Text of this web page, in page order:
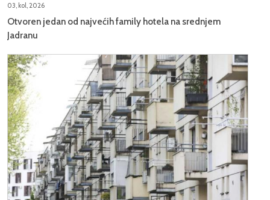
03, kol, 2026
Otvoren jedan od najvećih family hotela na srednjem
Jadranu